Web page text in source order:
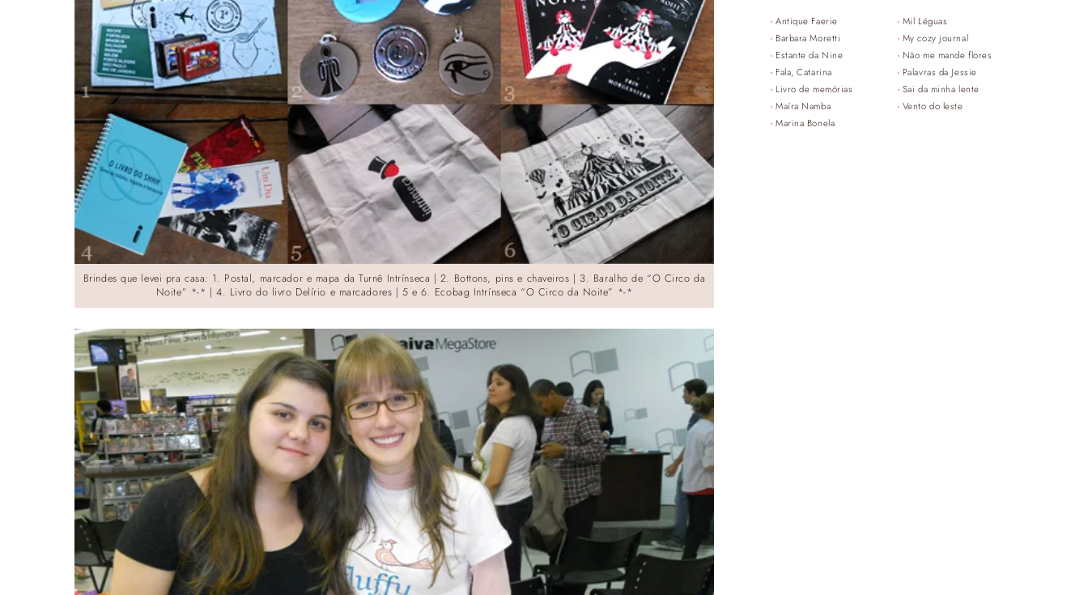
Brindes que levei pra casa: 1. Postal, marcador e mapa da Turnê Intrínseca | 2. Bottons, pins e chaveiros | 3. Baralho de “O Circo da
Noite” *-* | 4. Livro do livro Delírio e marcadores | 5 e 6. Ecobag Intrínseca “O Circo da Noite” *-*
Antique Faerie
Barbara Moretti
Estante da Nine
Fala, Catarina
Livro de memórias
Maíra Namba
Marina Bonela
Mil Léguas
My cozy journal
Não me mande flores
Palavras da Jessie
Sai da minha lente
Vento do leste